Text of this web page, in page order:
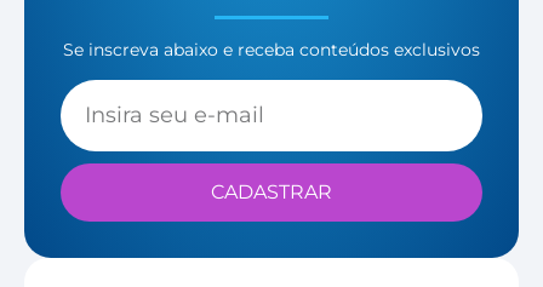
Se inscreva abaixo e receba conteúdos exclusivos
CADASTRAR